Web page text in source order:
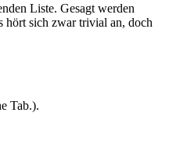
Liste. Gesagt werden
hört sich zwar trivial an, doch
Tab.).